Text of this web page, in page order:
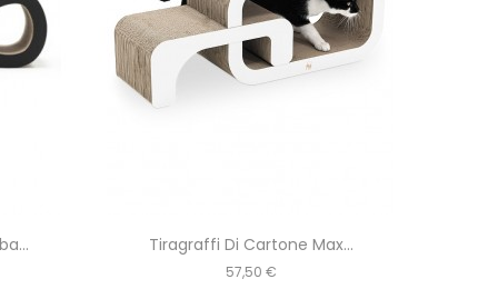
Tiragraffi Di Cartone Max...
Prezzo
57,50 €